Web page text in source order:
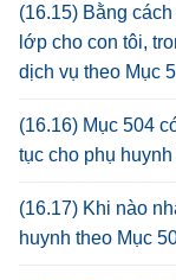
(16.15) Bằng
lớp cho con tôi,
dịch vụ theo Mục
(16.16) Mục 504
tục cho phụ
(16.17) Khi nào
huynh theo Mục